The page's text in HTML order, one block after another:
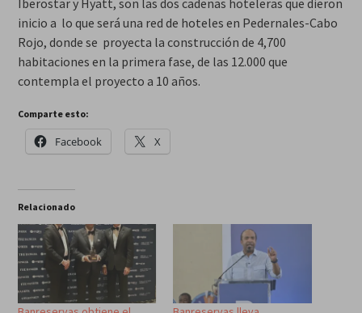
inicio a lo que será una red de hoteles en Pedernales-Cabo
Rojo, donde se proyecta la construcción de 4,700
habitaciones en la primera fase, de las 12.000 que
contempla el proyecto a 10 años.
Comparte esto:
Facebook X
Relacionado